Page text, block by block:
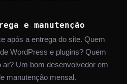
e manutenção
após a entrega do site. Quem
WordPress e plugins? Quem
ar? Um bom desenvolvedor em
manutenção mensal.